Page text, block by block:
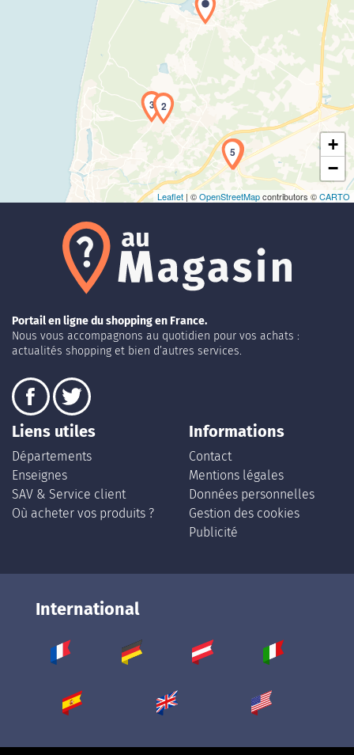
Chargement de la carte en cours...
2
3
4
5
+
−
Leaflet | ©OpenStreetMapcontributors ©CARTO
Portail en ligne du shopping en France.
Nous vous accompagnons au quotidien pour vos achats :
actualités shopping et bien d’autres services.
Liens utiles
Départements
Enseignes
SAV & Service client
Où acheter vos produits ?
Informations
Contact
Mentions légales
Données personnelles
Gestion des cookies
Publicité
International